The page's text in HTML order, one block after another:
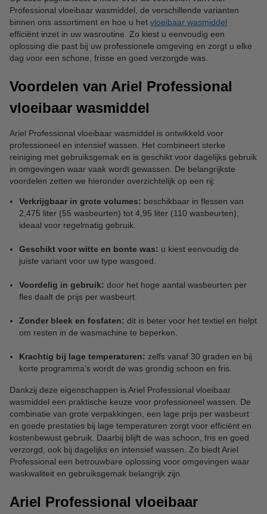
Professional vloeibaar wasmiddel, de verschillende varianten
binnen ons assortiment en hoe u het vloeibaar wasmiddel
efficiënt inzet in uw wasroutine. Zo kiest u eenvoudig een
oplossing die past bij uw professionele omgeving en zorgt u elke
dag voor een schone, frisse en goed verzorgde was.
Voordelen van Ariel Professional
vloeibaar wasmiddel
Ariel Professional vloeibaar wasmiddel is ontwikkeld voor
professioneel en intensief wassen. Het combineert sterke
reiniging met gebruiksgemak en is geschikt voor dagelijks gebruik
in omgevingen waar vaak wordt gewassen. De belangrijkste
voordelen zetten we hieronder overzichtelijk op een rij:
Verkrijgbaar in grote volumes: beschikbaar in flessen van
2,475 liter (55 wasbeurten) tot 4,95 liter (110 wasbeurten),
ideaal voor regelmatig gebruik.
Geschikt voor witte en bonte was: u kiest eenvoudig de
juiste variant voor uw type wasgoed.
Voordelig in gebruik: door het hoge aantal wasbeurten per
fles daalt de prijs per wasbeurt.
Zonder bleek en fosfaten: dit is beter voor het textiel en helpt
om resten in de wasmachine te beperken.
Krachtig bij lage temperaturen: zelfs vanaf 30 graden en bij
korte programma’s wordt de was grondig schoon en fris.
Dankzij deze eigenschappen is Ariel Professional vloeibaar
wasmiddel een praktische keuze voor professioneel wassen. De
combinatie van grote verpakkingen, een lage prijs per wasbeurt
en goede prestaties bij lage temperaturen zorgt voor efficiënt en
kostenbewust gebruik. Daarbij blijft de was schoon, fris en goed
verzorgd, ook bij dagelijks en intensief wassen. Zo biedt Ariel
Professional een betrouwbare oplossing voor omgevingen waar
waskwaliteit en gebruiksgemak belangrijk zijn.
Ariel Professional vloeibaar